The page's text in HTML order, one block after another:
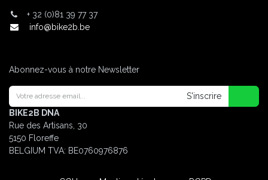
+ 32 (0)81 39 77 37
info@bike2b.be
Abonnez-vous à notre Newsletter
S'inscrire
BIKE2B DNA
Rue des Artisans, 30
5150 Floreffe
BELGIUM TVA: BE0760976876